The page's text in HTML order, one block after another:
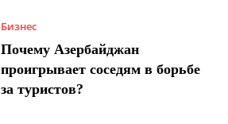
Бизнес
Почему Азербайджан
проигрывает соседям в борьбе
за туристов?